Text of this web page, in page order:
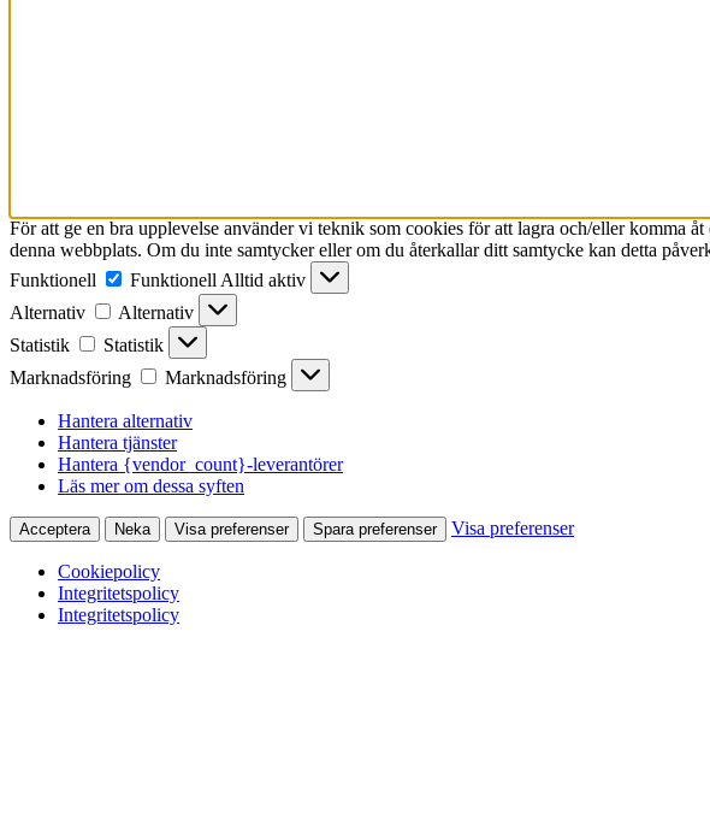
För att ge en bra upplevelse använder vi teknik som cookies för att lagra och/eller komma
denna webbplats. Om du inte samtycker eller om du återkallar ditt samtycke kan detta
Funktionell
Funktionell Alltid aktiv
Alternativ
Alternativ
Statistik
Statistik
Marknadsföring
Marknadsföring
Hantera alternativ
Hantera tjänster
Hantera {vendor_count}-leverantörer
Läs mer om dessa syften
Acceptera Neka Visa preferenser Spara preferenser Visa preferenser
Cookiepolicy
Integritetspolicy
Integritetspolicy